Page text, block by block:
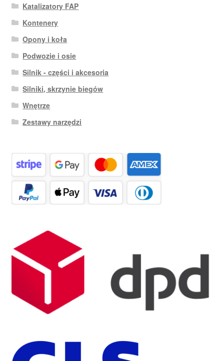
Katalizatory FAP
Kontenery
Opony i koła
Podwozie i osie
Silnik - części i akcesoria
Silniki, skrzynie biegów
Wnętrze
Zestawy narzędzi